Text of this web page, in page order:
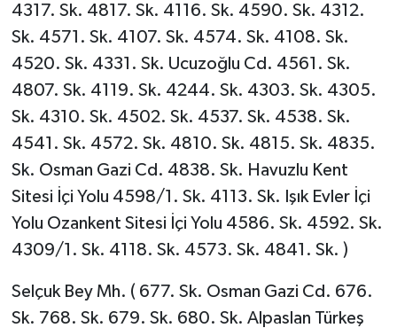
4317. Sk. 4817. Sk. 4116. Sk. 4590. Sk. 4312.
Sk. 4571. Sk. 4107. Sk. 4574. Sk. 4108. Sk.
4520. Sk. 4331. Sk. Ucuzoğlu Cd. 4561. Sk.
4807. Sk. 4119. Sk. 4244. Sk. 4303. Sk. 4305.
Sk. 4310. Sk. 4502. Sk. 4537. Sk. 4538. Sk.
4541. Sk. 4572. Sk. 4810. Sk. 4815. Sk. 4835.
Sk. Osman Gazi Cd. 4838. Sk. Havuzlu Kent
Sitesi İçi Yolu 4598/1. Sk. 4113. Sk. Işık Evler İçi
Yolu Ozankent Sitesi İçi Yolu 4586. Sk. 4592. Sk.
4309/1. Sk. 4118. Sk. 4573. Sk. 4841. Sk. )
Selçuk Bey Mh. ( 677. Sk. Osman Gazi Cd. 676.
Sk. 768. Sk. 679. Sk. 680. Sk. Alpaslan Türkeş